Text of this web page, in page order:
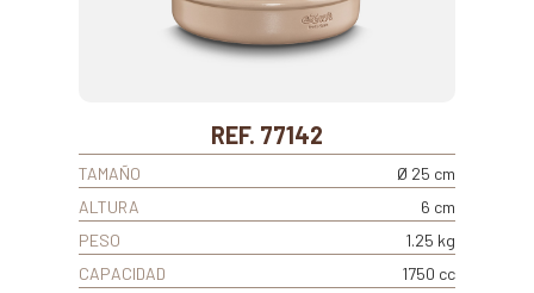
REF. 77142
TAMAÑO
Ø 25 cm
ALTURA
6 cm
PESO
1.25 kg
CAPACIDAD
1750 cc